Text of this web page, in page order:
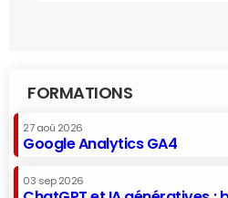
FORMATIONS
27 aoû 2026
Google Analytics GA4
03 sep 2026